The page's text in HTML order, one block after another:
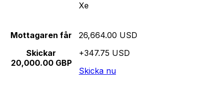
Xe
Mottagaren får
Skickar
20,000.00 GBP
26,664.00 USD
+347.75 USD
Skicka nu